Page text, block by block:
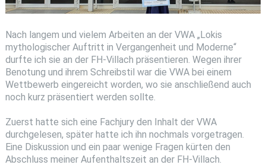
Nach langem und vielem Arbeiten an der VWA „Lokis
mythologischer Auftritt in Vergangenheit und Moderne“
durfte ich sie an der FH-Villach präsentieren. Wegen ihrer
Benotung und ihrem Schreibstil war die VWA bei einem
Wettbewerb eingereicht worden, wo sie anschließend auch
noch kurz präsentiert werden sollte.
Zuerst hatte sich eine Fachjury den Inhalt der VWA
durchgelesen, später hatte ich ihn nochmals vorgetragen.
Eine Diskussion und ein paar wenige Fragen kürten den
Abschluss meiner Aufenthaltszeit an der FH-Villach.